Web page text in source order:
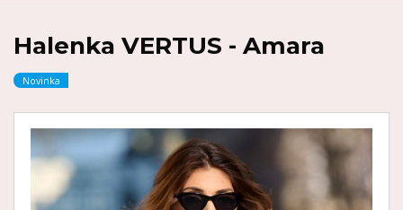
Halenka VERTUS - Amara
Novinka